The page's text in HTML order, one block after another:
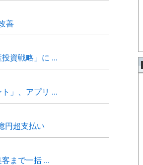
善
資戦略」に ...
」、アプリ ...
円超支払い
まで一括 ...